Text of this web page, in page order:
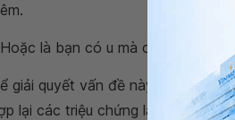
là bạn có u mà chỉ sinh thiết
giải quyết vấn đề này bạn cần
lại các triệu chứng lâm sàng